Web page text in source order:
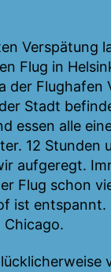
Verspätung
Flug in
der Flughafen
Stadt
essen alle
12 Stunden
aufgeregt.
Flug schon
ist entspannt.
Chicago.